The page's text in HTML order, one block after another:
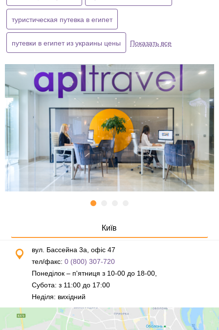
туристическая путевка в египет
путевки в египет из украины цены Показать все
Київ
вул. Бассейна 3а, офіс 47
тел/факс: 0 (800) 307-720
Понеділок – п'ятниця з 10-00 до 18-00,
Субота: з 11:00 до 17:00
Неділя: вихідний